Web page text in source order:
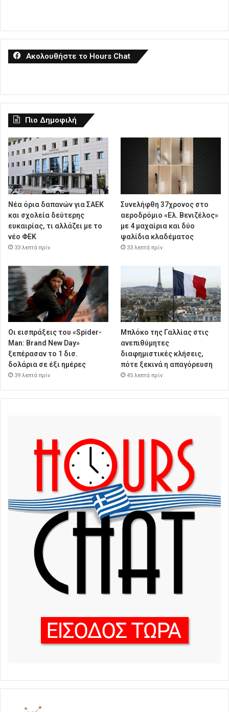
Ακολουθήστε το Hours Chat
Πιο Δημοφιλή
Νέα όρια δαπανών για ΣΑΕΚ
και σχολεία δεύτερης
ευκαιρίας, τι αλλάζει με το
νέο ΦΕΚ
33 λεπτά πρίν
Συνελήφθη 37χρονος στο
αεροδρόμιο «Ελ. Βενιζέλος»
με 4 μαχαίρια και δύο
ψαλίδια κλαδέματος
33 λεπτά πρίν
Οι εισπράξεις του «Spider-
Man: Brand New Day»
ξεπέρασαν το 1 δισ.
δολάρια σε έξι ημέρες
39 λεπτά πρίν
Μπλόκο της Γαλλίας στις
ανεπιθύμητες
διαφημιστικές κλήσεις,
πότε ξεκινά η απαγόρευση
45 λεπτά πρίν